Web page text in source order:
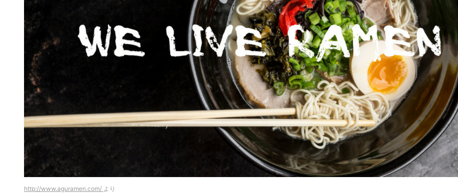
http://www.aguramen.com/ より